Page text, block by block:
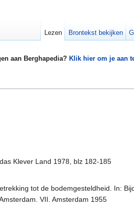
aan Berghapedia? Klik hier om je aan
Klever Land 1978, blz 182-185
tot de bodemgesteldheid. In:
VII. Amsterdam 1955
Lezen Brontekst bekijken